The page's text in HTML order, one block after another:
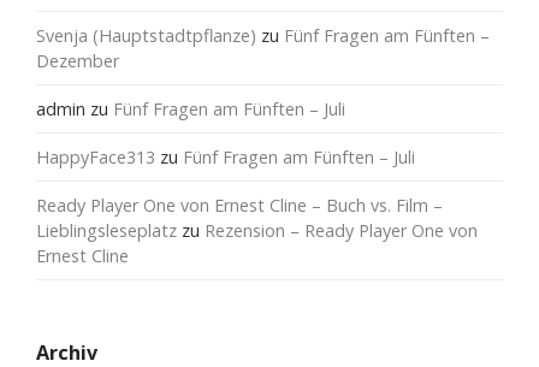
Svenja (Hauptstadtpflanze) zu Fünf Fragen am Fünften –
Dezember
admin zu Fünf Fragen am Fünften – Juli
HappyFace313 zu Fünf Fragen am Fünften – Juli
Ready Player One von Ernest Cline – Buch vs. Film –
Lieblingsleseplatz zu Rezension – Ready Player One von
Ernest Cline
Archiv